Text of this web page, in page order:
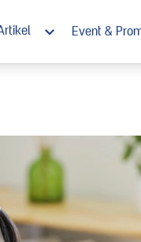
Cair Steril
Event &